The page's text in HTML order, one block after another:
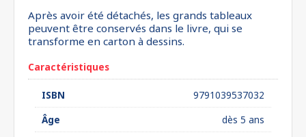
Après avoir été détachés, les grands tableaux
peuvent être conservés dans le livre, qui se
transforme en carton à dessins.
Caractéristiques
ISBN
9791039537032
Âge
dès 5 ans